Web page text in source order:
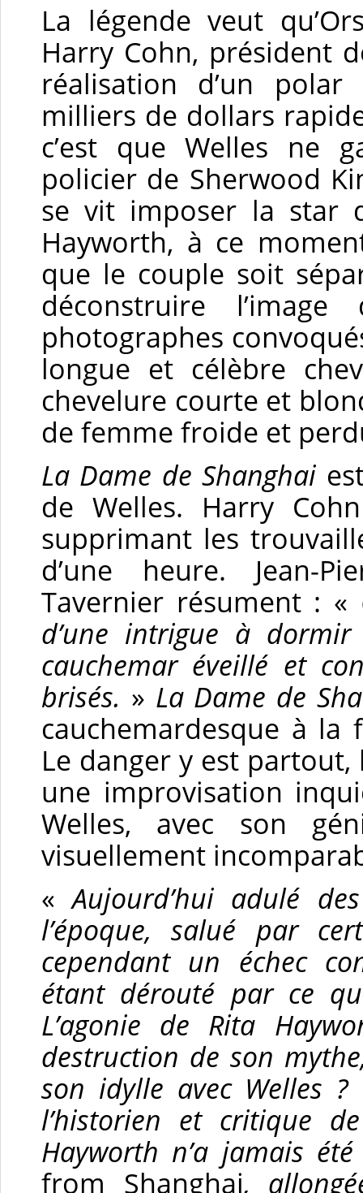
La légende veut
Harry Cohn, président
réalisation d’un
milliers de dollars
c’est que Welles ne
policier de Sherwood
se vit imposer la star
Hayworth, à ce
que le couple soit
déconstruire
photographes
longue et célèbre
chevelure courte et
de femme froide et
La Dame de Shanghai
de Welles. Harry
supprimant les
d’une heure. Jean-
Tavernier résument : «
d’une intrigue à
cauchemar éveillé et
brisés. » La Dame de
cauchemardesque à
Le danger y est partout,
une improvisation
Welles, avec son
visuellement
«Aujourd’hui adulé
l’époque, salué par
cependant un échec
étant dérouté par ce
L’agonie de Rita
destruction de son
son idylle avec Welles ?
l’historien et critique
Hayworth n’a jamais
from Shanghai,